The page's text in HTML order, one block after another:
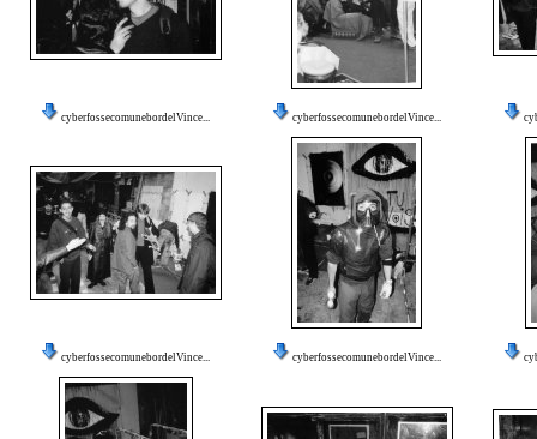
cyberfossecomunebordelVince... cyberfossecomunebordelVince...
cyberfossecomunebordelVince... cyberfossecomunebordelVince...